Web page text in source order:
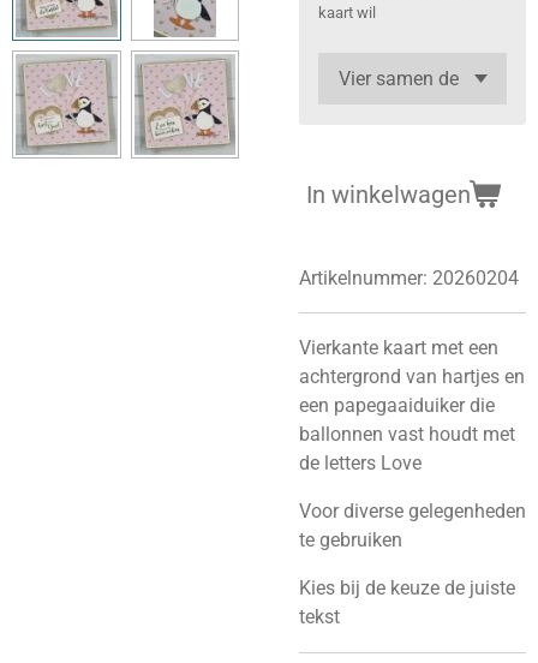
kaart wil
In winkelwagen
Artikelnummer: 20260204
Vierkante kaart met een
achtergrond van hartjes en
een papegaaiduiker die
ballonnen vast houdt met
de letters Love
Voor diverse gelegenheden
te gebruiken
Kies bij de keuze de juiste
tekst